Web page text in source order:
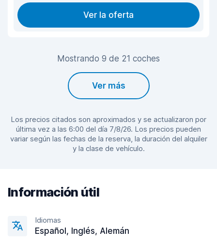
Ver la oferta
Mostrando 9 de 21 coches
Ver más
Los precios citados son aproximados y se actualizaron por
última vez a las 6:00 del día 7/8/26. Los precios pueden
variar según las fechas de la reserva, la duración del alquiler
y la clase de vehículo.
Información útil
Idiomas
Español, Inglés, Alemán